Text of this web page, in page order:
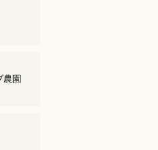
農園